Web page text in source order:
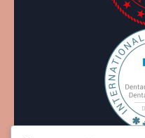
Îți respectăm
Cookies help us
deliver personalized
traffic. You can
by clicking